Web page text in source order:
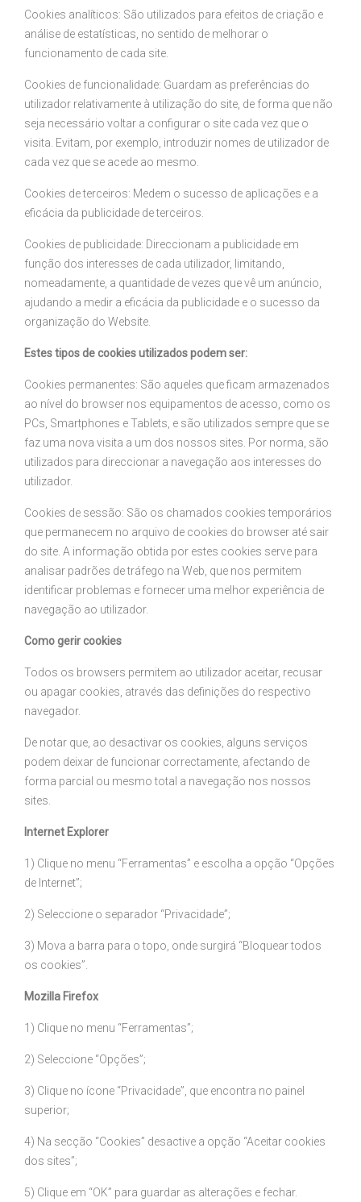
Cookies analíticos: São utilizados para efeitos de criação e
análise de estatísticas, no sentido de melhorar o
funcionamento de cada site.
Cookies de funcionalidade: Guardam as preferências do
utilizador relativamente à utilização do site, de forma que não
seja necessário voltar a configurar o site cada vez que o
visita. Evitam, por exemplo, introduzir nomes de utilizador de
cada vez que se acede ao mesmo.
Cookies de terceiros: Medem o sucesso de aplicações e a
eficácia da publicidade de terceiros.
Cookies de publicidade: Direccionam a publicidade em
função dos interesses de cada utilizador, limitando,
nomeadamente, a quantidade de vezes que vê um anúncio,
ajudando a medir a eficácia da publicidade e o sucesso da
organização do Website.
Estes tipos de cookies utilizados podem ser:
Cookies permanentes: São aqueles que ficam armazenados
ao nível do browser nos equipamentos de acesso, como os
PCs, Smartphones e Tablets, e são utilizados sempre que se
faz uma nova visita a um dos nossos sites. Por norma, são
utilizados para direccionar a navegação aos interesses do
utilizador.
Cookies de sessão: São os chamados cookies temporários
que permanecem no arquivo de cookies do browser até sair
do site. A informação obtida por estes cookies serve para
analisar padrões de tráfego na Web, que nos permitem
identificar problemas e fornecer uma melhor experiência de
navegação ao utilizador.
Como gerir cookies
Todos os browsers permitem ao utilizador aceitar, recusar
ou apagar cookies, através das definições do respectivo
navegador.
De notar que, ao desactivar os cookies, alguns serviços
podem deixar de funcionar correctamente, afectando de
forma parcial ou mesmo total a navegação nos nossos
sites.
Internet Explorer
1) Clique no menu “Ferramentas” e escolha a opção “Opções
de Internet”;
2) Seleccione o separador “Privacidade”;
3) Mova a barra para o topo, onde surgirá “Bloquear todos
os cookies”.
Mozilla Firefox
1) Clique no menu “Ferramentas”;
2) Seleccione “Opções”;
3) Clique no ícone “Privacidade”, que encontra no painel
superior;
4) Na secção “Cookies” desactive a opção “Aceitar cookies
dos sites”;
5) Clique em “OK” para guardar as alterações e fechar.